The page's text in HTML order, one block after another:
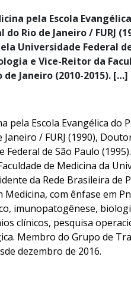
pela Escola
Rio de Janeiro / FURJ
Universidade Federal
e Vice-Reitor da
Janeiro (2010-2015). […]
Escola Evangélica do
/ FURJ (1990),
de São Paulo
de Medicina da
da Rede Brasileira de
Medicina, com ênfase em
imunopatogênese,
clínicos, pesquisa
Membro do Grupo de
dezembro de 2016.